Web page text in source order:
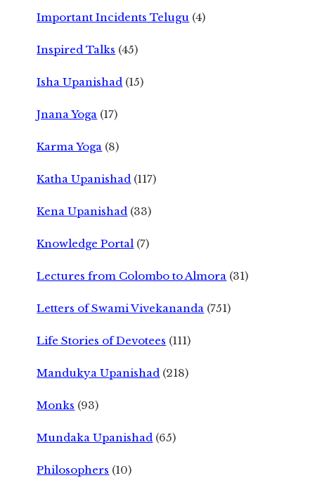
Important Incidents Telugu (4)
Inspired Talks (45)
Isha Upanishad (15)
Jnana Yoga (17)
Karma Yoga (8)
Katha Upanishad (117)
Kena Upanishad (33)
Knowledge Portal (7)
Lectures from Colombo to Almora (31)
Letters of Swami Vivekananda (751)
Life Stories of Devotees (111)
Mandukya Upanishad (218)
Monks (93)
Mundaka Upanishad (65)
Philosophers (10)